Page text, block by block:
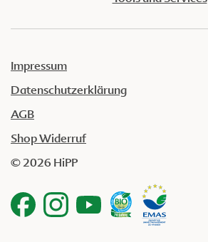
Impressum
Datenschutzerklärung
AGB
Shop Widerruf
© 2026 HiPP